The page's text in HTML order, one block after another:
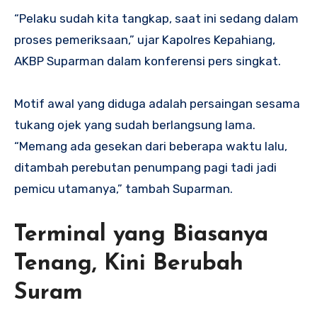
“Pelaku sudah kita tangkap, saat ini sedang dalam
proses pemeriksaan,” ujar Kapolres Kepahiang,
AKBP Suparman dalam konferensi pers singkat.
Motif awal yang diduga adalah persaingan sesama
tukang ojek yang sudah berlangsung lama.
“Memang ada gesekan dari beberapa waktu lalu,
ditambah perebutan penumpang pagi tadi jadi
pemicu utamanya,” tambah Suparman.
Terminal yang Biasanya
Tenang, Kini Berubah
Suram